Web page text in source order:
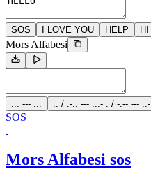
SOS I LOVE YOU HELP HI
Mors Alfabesi
... --- ... .. / .-.. --- ...- . / -.-- --- ..-
SOS
Mors Alfabesi sos